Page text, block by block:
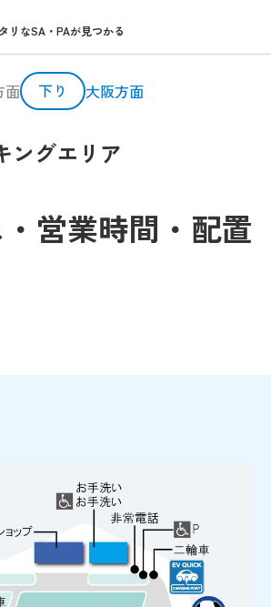
リなSA・PAが見つかる
ングエリア
面 下り 大阪方面
営業時間・配置